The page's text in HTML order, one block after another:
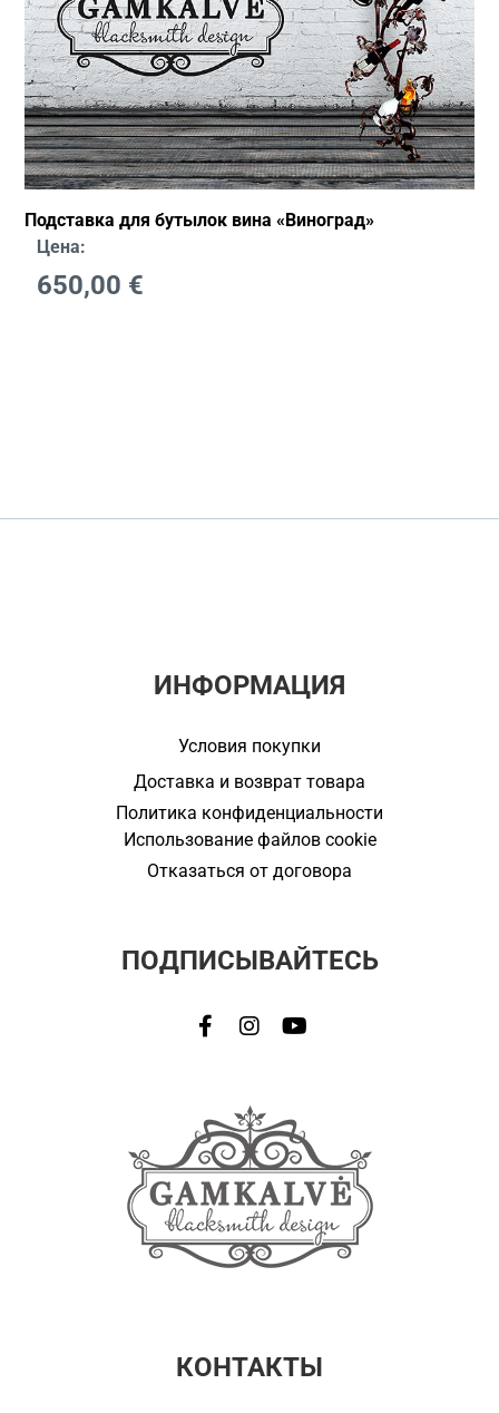
Подставка для бутылок вина «Виноград»
Цена:
650,00 €
ИНФОРМАЦИЯ
Условия покупки
Доставка и возврат товара
Политика конфиденциальности
Использование файлов cookie
Отказаться от договора
ПОДПИСЫВАЙТЕСЬ
КОНТАКТЫ